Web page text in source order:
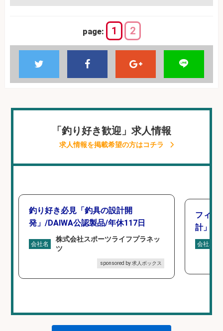
page: 1 2
「釣り好き歓迎」求人情報
求人情報を掲載希望の方はコチラ
釣り好き必見「釣具の設計開
発」/DAIWA公認製品/年休117日
会社名
株式会社スポーツライフプラネッ
ツ
sponsored by 求人ボックス
フィッ
計」
会社名